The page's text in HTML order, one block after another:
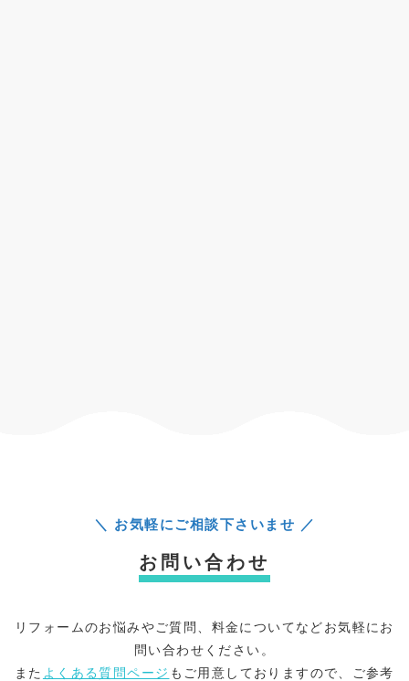
＼ お気軽にご相談下さいませ ／
お問い合わせ
リフォームのお悩みやご質問、料金についてなどお気軽にお
問い合わせください。
また よくある質問ページ もご用意しておりますので、ご参考